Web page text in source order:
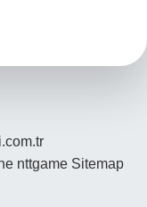
nttgame Sitemap